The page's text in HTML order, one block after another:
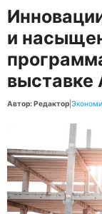
и
выставке
Автор: Редактор